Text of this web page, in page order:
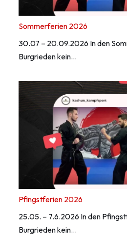
Sommerferien 2026
30.07 – 20.09.2026 In den
Burgrieden kein…
Pfingstferien 2026
25.05. – 7.6.2026 In den
Burgrieden kein…